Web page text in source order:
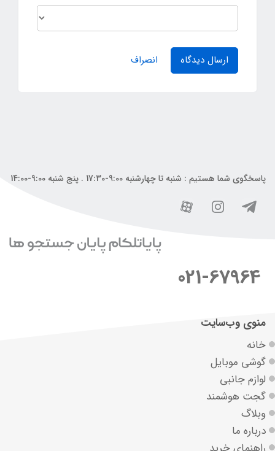
ارسال دیدگاه انصراف
پاسخگوی شما هستیم : شنبه تا چهارشنبه 9:00-17:30 . پنج شنبه 9:00-14:00
021-67964
منوی وب‌سایت
خانه
گوشی موبایل
لوازم جانبی
گجت هوشمند
وبلاگ
درباره ما